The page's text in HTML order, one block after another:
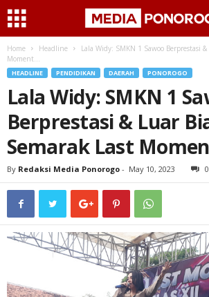
Home Headline
Lala Widy: SMKN 1 Sawoo Berprestasi
Moment...
HEADLINE PENDIDIKAN DAERAH PONOROGO
Lala Widy: SMKN 1
Berprestasi & Luar
Semarak Last
By Redaksi Media Ponorogo - May 10, 2023 0